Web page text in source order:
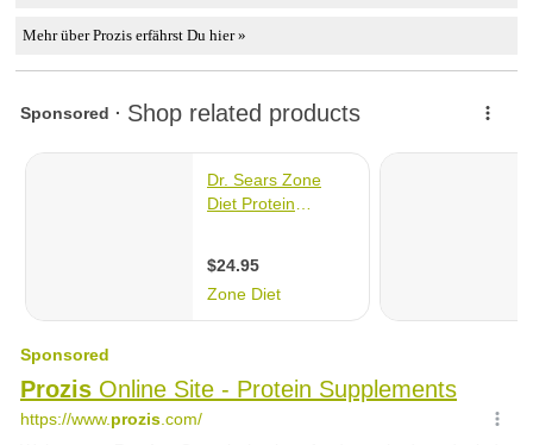
Mehr über Prozis erfährst Du hier »